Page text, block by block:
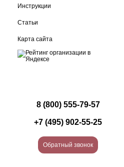
Инструкции
Статьи
Карта сайта
8 (800) 555-79-57
+7 (495) 902-55-25
Обратный звонок